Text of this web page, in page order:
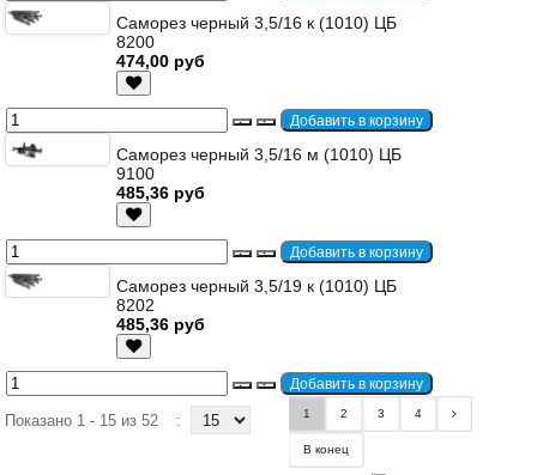
Саморез черный 3,5/16 к (1010) ЦБ
8200
474,00 руб
Саморез черный 3,5/16 м (1010) ЦБ
9100
485,36 руб
Саморез черный 3,5/19 к (1010) ЦБ
8202
485,36 руб
Показано 1 - 15 из 52 : 1 2 3 4
В конец